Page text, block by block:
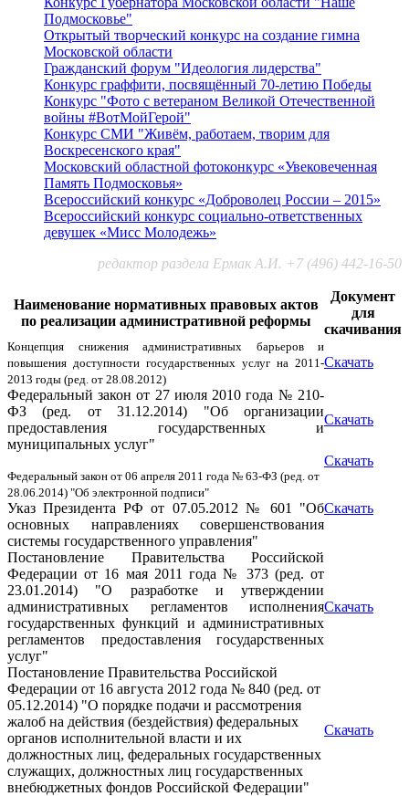
Подмосковье"
Открытый творческий конкурс на создание гимна
Московской области
Гражданский форум "Идеология лидерства"
Конкурс граффити, посвящённый 70-летию Победы
Конкурс "Фото с ветераном Великой Отечественной
войны #ВотМойГерой"
Конкурс СМИ "Живём, работаем, творим для
Воскресенского края"
Московский областной фотоконкурс «Увековеченная
Память Подмосковья»
Всероссийский конкурс «Доброволец России – 2015»
Всероссийский конкурс социально-ответственных
девушек «Мисс Молодежь»
редактор раздела Ермак А.И. +7 (496) 442-16-50
Наименование нормативных правовых актов
по реализации административной реформы
Документ
для
скачивания
Концепция снижения административных барьеров и
повышения доступности государственных услуг на 2011-
2013 годы (ред. от 28.08.2012)
Скачать
Федеральный закон от 27 июля 2010 года № 210-
ФЗ (ред. от 31.12.2014) "Об организации
предоставления государственных и
муниципальных услуг"
Скачать
Федеральный закон от 06 апреля 2011 года № 63-ФЗ (ред. от
28.06.2014) "Об электронной подписи"
Скачать
Указ Президента РФ от 07.05.2012 № 601 "Об
основных направлениях совершенствования
системы государственного управления"
Скачать
Постановление Правительства Российской
Федерации от 16 мая 2011 года № 373 (ред. от
23.01.2014) "О разработке и утверждении
административных регламентов исполнения
государственных функций и административных
регламентов предоставления государственных
услуг"
Скачать
Постановление Правительства Российской
Федерации от 16 августа 2012 года № 840 (ред. от
05.12.2014) "О порядке подачи и рассмотрения
жалоб на действия (бездействия) федеральных
органов исполнительной власти и их
должностных лиц, федеральных государственных
служащих, должностных лиц государственных
внебюджетных фондов Российской Федерации"
Скачать